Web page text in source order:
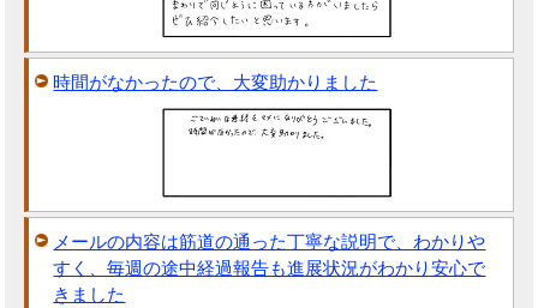
時間がなかったので、大変助かりました
メールの内容は筋道の通った丁寧な説明で、わかりや
すく、毎週の途中経過報告も進展状況がわかり安心で
きました